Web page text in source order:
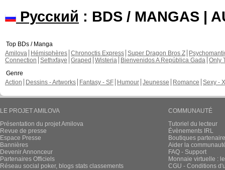
Русский : BDS / MANGAS |
Top BDs / Manga
Amilova
Hémisphères Chronoctis Express Super Dragon Bros Z
Connection Sethxfaye Graped Wisteria Bienvenidos A República Gada Only
Genre
Action
Dessins - Artworks Fantasy - SF Humour Jeunesse Romance Sexy -
LE PROJET AMILOVA
Présentation du projet Amilova
Revue de presse
Espace Presse
Bannières
Devenir Annonceur
Partenaires Officiels
Réseau social poker, blogs stats classements
COMMUNAUTÉ
Tutoriel du lecteur
Évènements IRL
Boutiques
Aider la
FAQ - Support
Monnaie virtuelle :
CGU - Conditions